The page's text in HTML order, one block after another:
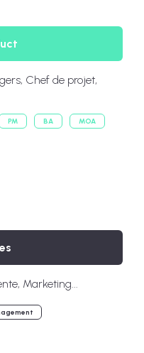
Chef de projet,
PM BA MOA
Marketing...